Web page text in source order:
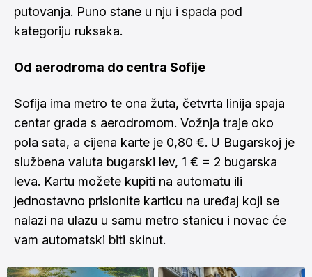
putovanja. Puno stane u nju i spada pod
kategoriju ruksaka.
Od aerodroma do centra Sofije
Sofija ima metro te ona žuta, četvrta linija spaja
centar grada s aerodromom. Vožnja traje oko
pola sata, a cijena karte je 0,80 €. U Bugarskoj je
službena valuta bugarski lev, 1 € = 2 bugarska
leva. Kartu možete kupiti na automatu ili
jednostavno prislonite karticu na uređaj koji se
nalazi na ulazu u samu metro stanicu i novac će
vam automatski biti skinut.